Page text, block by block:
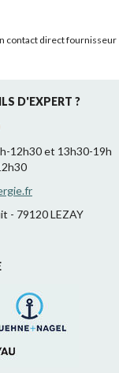
contact direct fournisseur
D'EXPERT ?
12h30 et 13h30-19h
- 79120 LEZAY